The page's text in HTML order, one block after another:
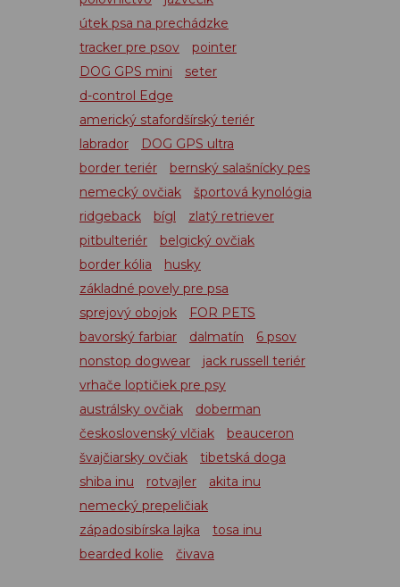
útek psa na prechádzke
tracker pre psov
pointer
DOG GPS mini
seter
d-control Edge
americký stafordšírský teriér
labrador
DOG GPS ultra
border teriér
bernský salašnícky pes
nemecký ovčiak
športová kynológia
ridgeback
bígl
zlatý retriever
pitbulteriér
belgický ovčiak
border kólia
husky
základné povely pre psa
sprejový obojok
FOR PETS
bavorský farbiar
dalmatín
6 psov
nonstop dogwear
jack russell teriér
vrhače loptičiek pre psy
austrálsky ovčiak
doberman
československý vlčiak
beauceron
švajčiarsky ovčiak
tibetská doga
shiba inu
rotvajler
akita inu
nemecký prepeličiak
západosibírska lajka
tosa inu
bearded kolie
čivava